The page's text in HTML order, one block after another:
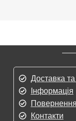
Доставка
Інформація
Контакти